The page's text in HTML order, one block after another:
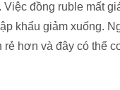
đồng ruble mất
khẩu giảm xuống.
hơn và đây có thể